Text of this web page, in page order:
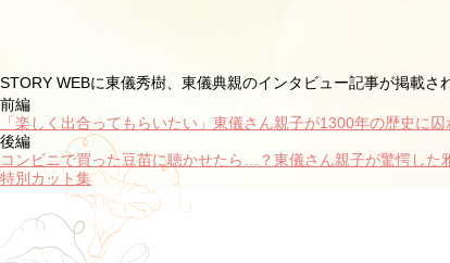
STORY WEBに東儀秀樹、東儀典親のインタビュー記事が掲載さ
前編
「楽しく出合ってもらいたい」東儀さん親子が1300年の歴史に囚
後編
コンビニで買った豆苗に聴かせたら
？東儀さん親子が驚愕した
特別カット集